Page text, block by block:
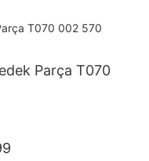
Parça T070